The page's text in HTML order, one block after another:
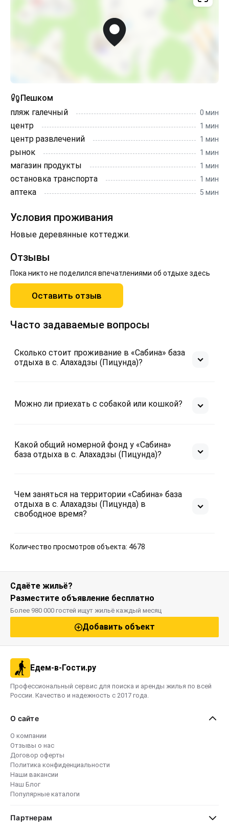
Пешком
пляж галечный
0 мин
центр 1 мин
центр развлечений 1 мин
рынок 1 мин
магазин продукты 1 мин
остановка транспорта 1 мин
аптека 5 мин
Условия проживания
Новые деревянные коттеджи.
Отзывы
Пока никто не поделился впечатлениями об отдыхе здесь
Оставить отзыв
Часто задаваемые вопросы
Сколько стоит проживание в «Сабина» база
отдыха в с. Алахадзы (Пицунда)?
Можно ли приехать с собакой или кошкой?
Какой общий номерной фонд у «Сабина»
база отдыха в с. Алахадзы (Пицунда)?
Чем заняться на территории «Сабина» база
отдыха в с. Алахадзы (Пицунда) в
свободное время?
Количество просмотров объекта: 4678
Сдаёте жильё?
Разместите объявление бесплатно
Более 980 000 гостей ищут жильё каждый месяц
Добавить объект
Едем-в-Гости.ру
Профессиональный сервис для поиска и аренды жилья по всей
России. Качество и надежность с 2017 года.
О сайте
О компании
Отзывы о нас
Договор оферты
Политика конфиденциальности
Наши вакансии
Наш Блог
Популярные каталоги
Партнерам